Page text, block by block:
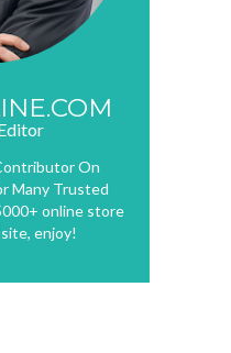
On
Many Trusted
online store
enjoy!